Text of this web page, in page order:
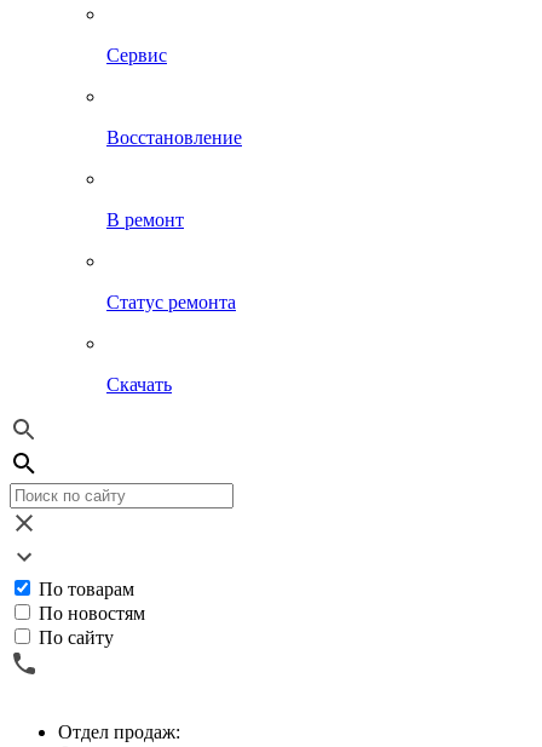
Сервис
Восстановление
В ремонт
Статус ремонта
Скачать
По товарам
По новостям
По сайту
Отдел продаж: